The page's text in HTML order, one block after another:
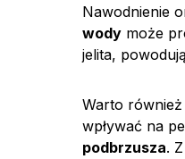
Nawodnienie
wody może
jelita,
Warto
wpływać na
podbrzusza.